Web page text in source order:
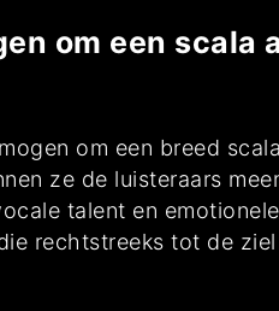
om een scala
om een breed
ze de luisteraars
talent en
rechtstreeks tot de